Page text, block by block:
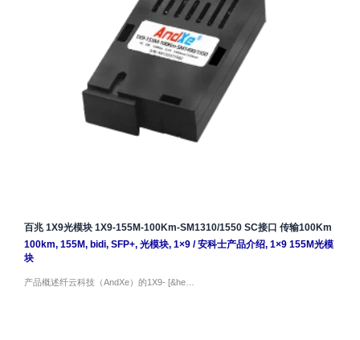
百兆 1X9光模块 1X9-155M-100Km-SM1310/1550 SC接口 传输100Km
100km, 155M, bidi, SFP+, 光模块, 1×9/安科士产品介绍, 1×9 155M光模
块
产品概述纤云科技（AndXe）的1X9- [&he…